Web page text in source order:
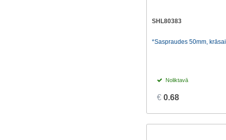
SHL80383
*Saspraudes 50mm,
Noliktavā
€ 0.68